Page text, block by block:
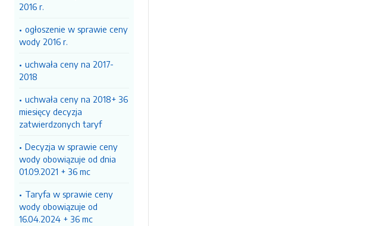
2016 r.
ogłoszenie w sprawie ceny
wody 2016 r.
uchwała ceny na 2017-
2018
uchwała ceny na 2018+ 36
miesięcy decyzja
zatwierdzonych taryf
Decyzja w sprawie ceny
wody obowiązuje od dnia
01.09.2021 + 36 mc
Taryfa w sprawie ceny
wody obowiązuje od
16.04.2024 + 36 mc